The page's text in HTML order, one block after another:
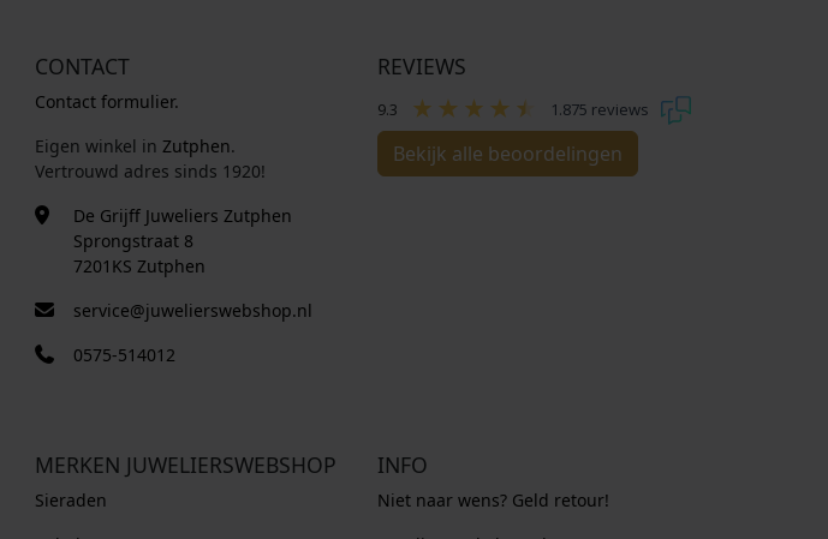
CONTACT
Contact formulier.
Eigen winkel in Zutphen.
Vertrouwd adres sinds 1920!
De Grijff Juweliers Zutphen
Sprongstraat 8
7201KS Zutphen
service@juwelierswebshop.nl
0575-514012
REVIEWS
9.3 1.875 reviews
Bekijk alle beoordelingen
MERKEN JUWELIERSWEBSHOP
Sieraden
INFO
Niet naar wens? Geld retour!